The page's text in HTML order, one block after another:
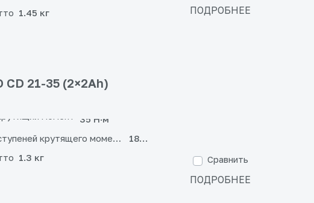
1.45 кг ПОДРОБНЕЕ
21-35 (2×2Ah)
крутящего момента
18+1
1.3 кг Сравнить
ПОДРОБНЕЕ